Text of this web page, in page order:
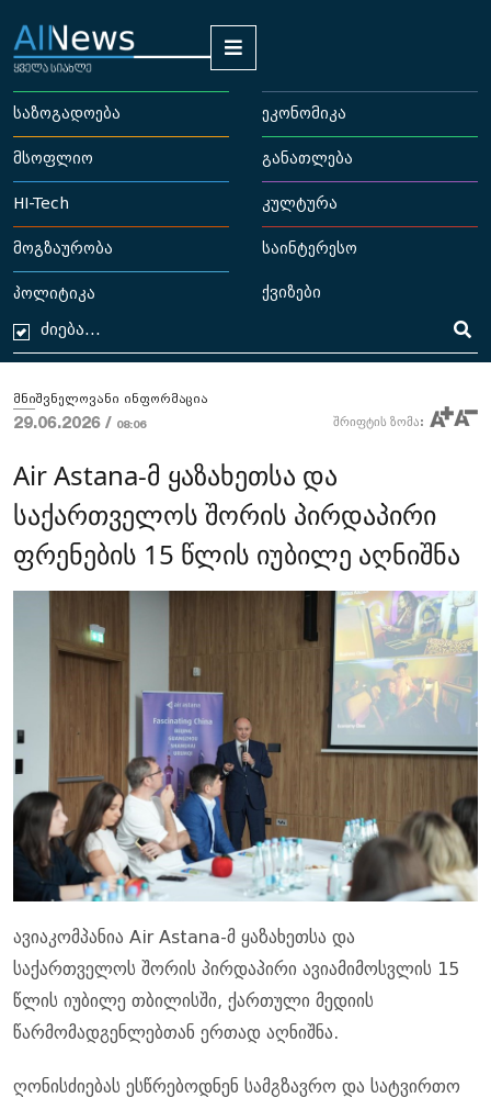
საზოგადოება ეკონომიკა
მსოფლიო განათლება
HI-Tech კულტურა
მოგზაურობა საინტერესო
პოლიტიკა ქვიზები
მნიშვნელოვანი ინფორმაცია
29.06.2026 / 08:06 შრიფტის ზომა:
Air Astana-მ ყაზახეთსა და
საქართველოს შორის პირდაპირი
ფრენების 15 წლის იუბილე აღნიშნა
ავიაკომპანია Air Astana-მ ყაზახეთსა და
საქართველოს შორის პირდაპირი ავიამიმოსვლის 15
წლის იუბილე თბილისში, ქართული მედიის
წარმომადგენლებთან ერთად აღნიშნა.
ღონისძიებას ესწრებოდნენ სამგზავრო და სატვირთო